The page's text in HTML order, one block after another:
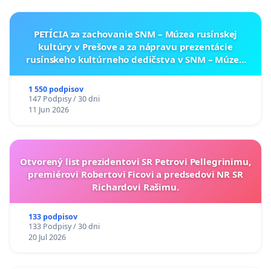
PETÍCIA za zachovanie SNM – Múzea rusínskej
kultúry v Prešove a za nápravu prezentácie
rusínskeho kultúrneho dedičstva v SNM – Múzeu
1 550 podpisov
147 Podpisy / 30 dni
11 Jun 2026
Otvorený list prezidentovi SR Petrovi Pellegrinimu,
premiérovi Robertovi Ficovi a predsedovi NR SR
Richardovi Rašimu.
133 podpisov
133 Podpisy / 30 dni
20 Jul 2026